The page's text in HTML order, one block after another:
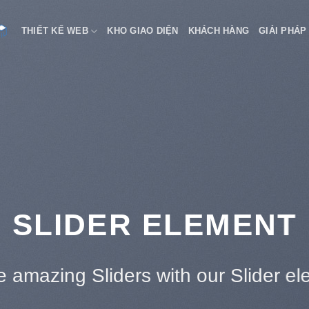
THIẾT KẾ WEB KHO GIAO DIỆN KHÁCH HÀNG GIẢI PHÁP
Add Any Content or Shortcode here
Click me